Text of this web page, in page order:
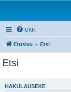
UKK
Etusivu Etsi
Etsi
HAKULAUSEKE